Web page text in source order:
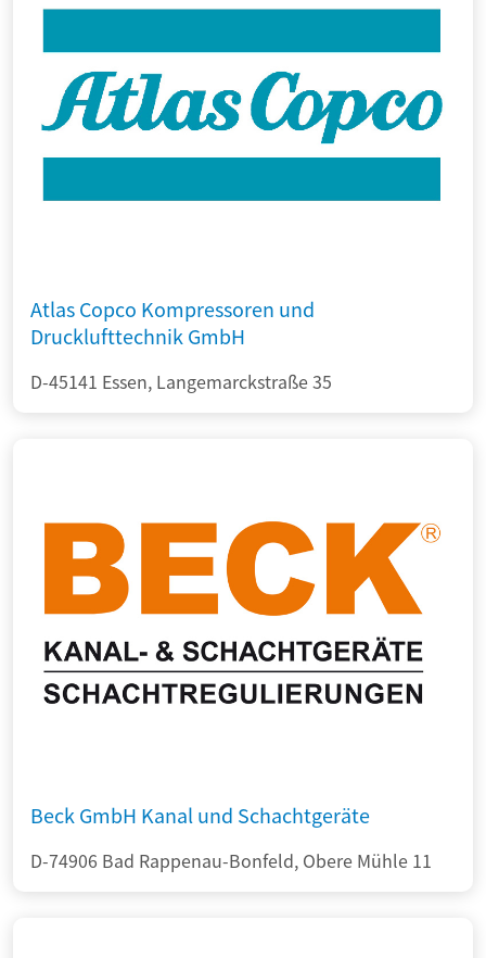
Atlas Copco Kompressoren und
Drucklufttechnik GmbH
D-45141 Essen, Langemarckstraße 35
Beck GmbH Kanal und Schachtgeräte
D-74906 Bad Rappenau-Bonfeld, Obere Mühle 11